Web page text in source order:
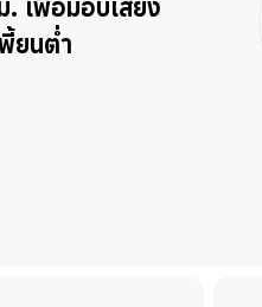
. เพื่อมอบเสียง
ยนต่ำ